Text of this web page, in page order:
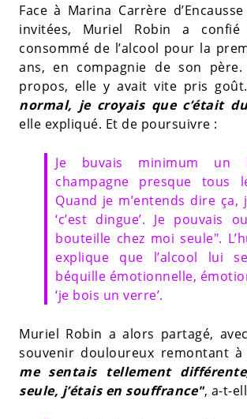
Face à Marina Carrère
invitées, Muriel Robin a confié
consommé de l’alcool pour la
ans, en compagnie de son
propos, elle y avait vite pris goût.
normal, je croyais que c’était
elle expliqué. Et de poursuivre :
Je buvais minimum un
champagne presque tous
Quand je m’entends dire ça,
‘c’est dingue’. Je pouvais
bouteille chez moi seule".
explique que l’alcool lui
béquille émotionnelle,
‘je bois un verre’.
Muriel Robin a alors partagé,
souvenir douloureux remontant à
me sentais tellement
seule, j’étais en souffrance", a-t-